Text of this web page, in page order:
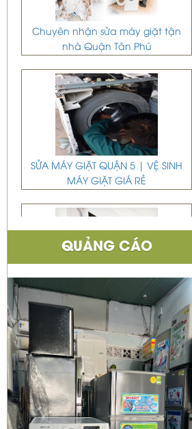
Chuyên nhận sửa máy giặt tận
nhà Quận Tân Phú
SỬA MÁY GIẶT QUẬN 5 | VỆ SINH
MÁY GIẶT GIÁ RẺ
DỊCH VỤ DI DỜI THÁO VÀ LẮP ĐẶT
MÁY LẠNH QUẬN BÌNH TÂN
Sửa tủ lạnh Quận 1 | Bơm Gas tủ
QUẢNG CÁO